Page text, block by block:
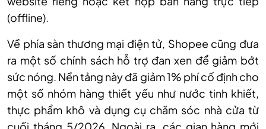
(offline).
Về phía sàn thương mại điện tử, Shopee cũng đưa
ra một số chính sách hỗ trợ đan xen để giảm bớt
sức nóng. Nền tảng này đã giảm 1% phí cố định cho
một số nhóm hàng thiết yếu như nước tinh khiết,
thực phẩm khô và dụng cụ chăm sóc nhà cửa từ
cuối tháng 5/2026. Ngoài ra, các gian hàng mới